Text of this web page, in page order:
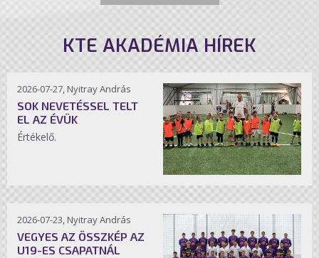
KTE AKADÉMIA HÍREK
2026-07-27, Nyitray András
SOK NEVETÉSSEL TELT
EL AZ ÉVÜK
Értékelő.
2026-07-23, Nyitray András
VEGYES AZ ÖSSZKÉP AZ
U19-ES CSAPATNÁL